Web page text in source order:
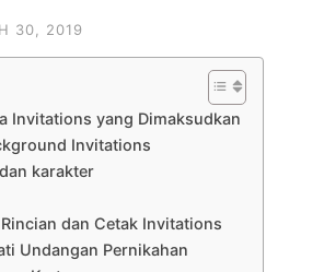
30, 2019
Invitations yang Dimaksudkan
Invitations
karakter
dan Cetak Invitations
Undangan Pernikahan